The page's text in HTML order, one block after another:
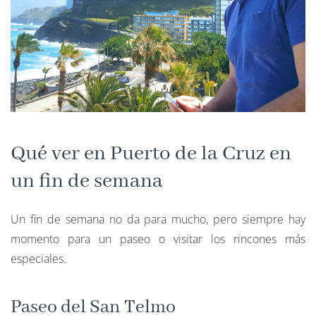
Qué ver en Puerto de la Cruz en
un fin de semana
Un fin de semana no da para mucho, pero siempre hay
momento para un paseo o visitar los rincones más
especiales.
Paseo del San Telmo